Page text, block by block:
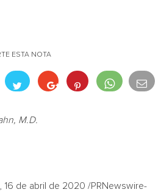
ESTA NOTA
, M.D.
, 16 de abril de 2020 /PRNewswire-